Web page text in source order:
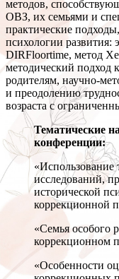
методов,
ОВЗ, их семьями и
практические
психологии
DIRFloortime, метод
методический подход
родителям, научно-
и преодолению
возраста с
Тематические
конференции:
«Использование
исследований,
исторической
коррекционной
«Семья особого
коррекционном
«Особенности